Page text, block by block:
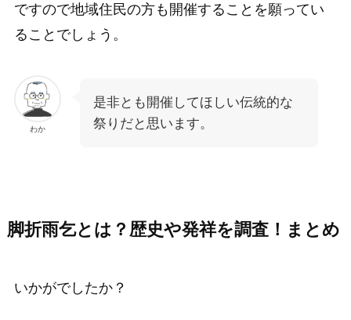
ですので地域住民の方も開催することを願ってい
ることでしょう。
わか
是非とも開催してほしい伝統的な
祭りだと思います。
脚折雨乞とは？歴史や発祥を調査！まとめ
いかがでしたか？